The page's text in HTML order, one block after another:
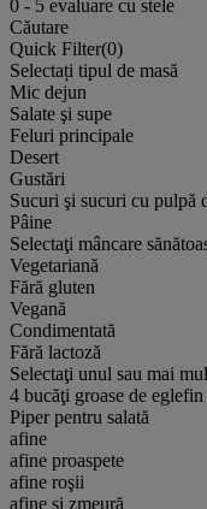
0 - 5 evaluare cu stele
Căutare
Quick Filter(0)
Selectați tipul de masă
Mic dejun
Salate şi supe
Feluri principale
Desert
Gustări
Sucuri şi sucuri cu pulpă
Pâine
Selectaţi mâncare
Vegetariană
Fără gluten
Vegană
Condimentată
Fără lactoză
Selectaţi unul sau mai
4 bucăţi groase de
Piper pentru salată
afine
afine proaspete
afine roşii
afine și zmeură